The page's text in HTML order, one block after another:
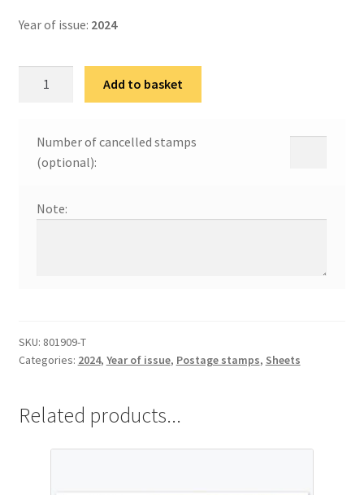
Year of issue: 2024
рођења
Бранка
Add to basket
Number of cancelled stamps
(optional):
Note:
SKU: 801909-Т
Categories: 2024, Year of issue, Postage stamps, Sheets
Related products...